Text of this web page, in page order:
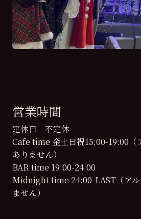
営業時間
定休日 不定休
Cafe time 金土日祝15:00-19:00（
ありません）
BAR time 19:00-24:00
Midnight time 24:00-LAST（アル
ません）